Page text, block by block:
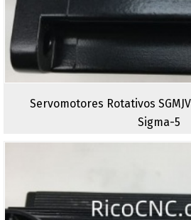
Servomotores Rotativos
Sigma-5